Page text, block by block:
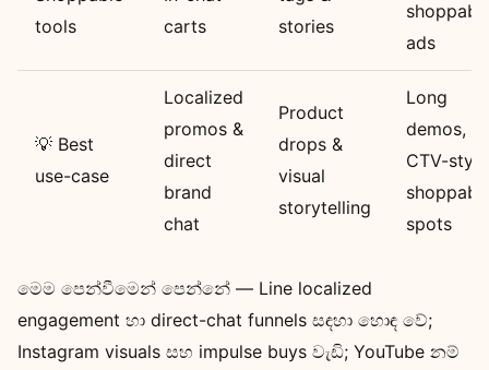
tools
carts
stories
ads
💡 Best
use-case
Localized
promos &
direct
brand
chat
Product
drops &
visual
storytelling
Long
demos,
CTV-style
spots
මෙම පෙන්වීමෙන් පෙන්නේ — Line localized
engagement හා direct-chat funnels සඳහා හොඳ වේ;
Instagram visuals සහ impulse buys වැඩි; YouTube නම්